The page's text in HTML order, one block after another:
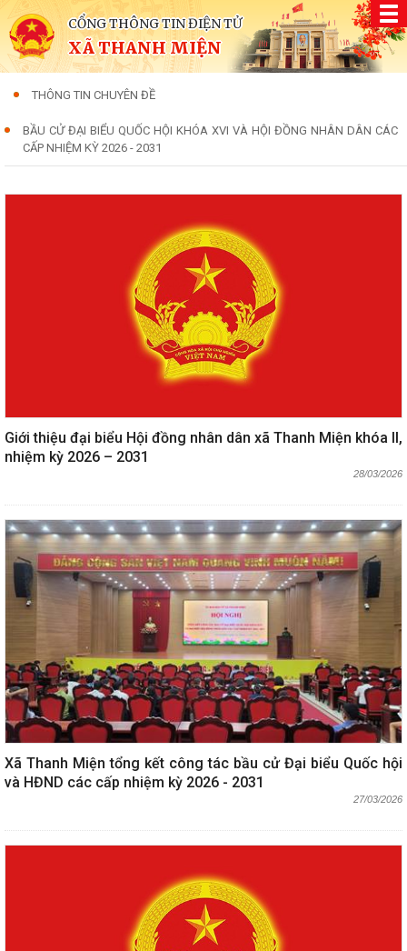
CỔNG THÔNG TIN ĐIỆN TỬ
XÃ THANH MIỆN
THÔNG TIN CHUYÊN ĐỀ
BẦU CỬ ĐẠI BIỂU QUỐC HỘI KHÓA XVI VÀ HỘI ĐỒNG NHÂN DÂN CÁC
CẤP NHIỆM KỲ 2026 - 2031
Giới thiệu đại biểu Hội đồng nhân dân xã Thanh Miện khóa II,
nhiệm kỳ 2026 – 2031
28/03/2026
Xã Thanh Miện tổng kết công tác bầu cử Đại biểu Quốc hội
và HĐND các cấp nhiệm kỳ 2026 - 2031
27/03/2026